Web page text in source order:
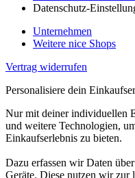
Datenschutz-
Unternehmen
Weitere nice Shops
Vertrag widerrufen
Personalisiere dein
Nur mit deiner individuellen
und weitere Technologien,
Einkaufserlebnis zu bieten.
Dazu erfassen wir Daten
Geräte. Diese nutzen wir zur